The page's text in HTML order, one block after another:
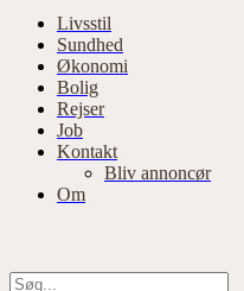
Primær
navigation
Livsstil
Sundhed
Økonomi
Bolig
Rejser
Job
Kontakt
Bliv annoncør
Om